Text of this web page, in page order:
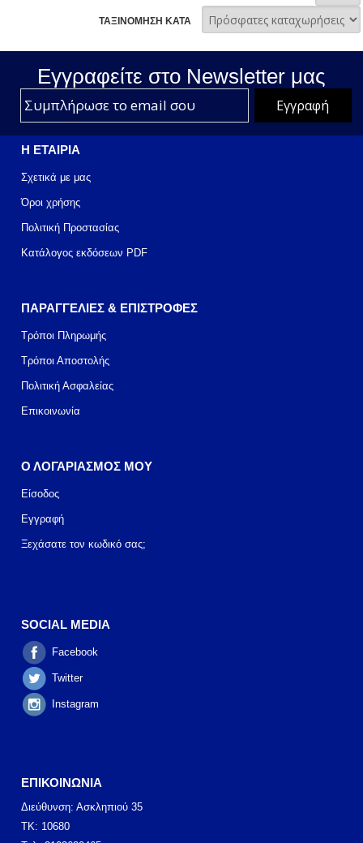
ΤΑΞΙΝΟΜΗΣΗ ΚΑΤΑ
Εγγραφείτε στο Νewsletter μας
Η ΕΤΑΙΡΙΑ
Σχετικά με μας
Όροι χρήσης
Πολιτική Προστασίας
Κατάλογος εκδόσεων PDF
ΠΑΡΑΓΓΕΛΙΕΣ & ΕΠΙΣΤΡΟΦΕΣ
Τρόποι Πληρωμής
Τρόποι Αποστολής
Πολιτική Ασφαλείας
Επικοινωνία
Ο ΛΟΓΑΡΙΑΣΜΟΣ ΜΟΥ
Είσοδος
Εγγραφή
Ξεχάσατε τον κωδικό σας;
SOCIAL MEDIA
Facebook
Twitter
Instagram
ΕΠΙΚΟΙΝΩΝΙΑ
Διεύθυνση: Ασκληπιού 35
ΤΚ: 10680